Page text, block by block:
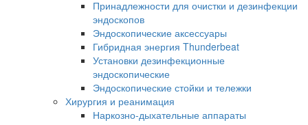
Принадлежности для очистки и дезинфекции
эндоскопов
Эндоскопические аксессуары
Гибридная энергия Thunderbeat
Установки дезинфекционные
эндоскопические
Эндоскопические стойки и тележки
Хирургия и реанимация
Наркозно-дыхательные аппараты